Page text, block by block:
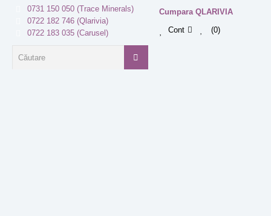
0731 150 050 (Trace Minerals)
0722 182 746 (Qlarivia)
0722 183 035 (Carusel)
Cumpara QLARIVIA
Cont
0